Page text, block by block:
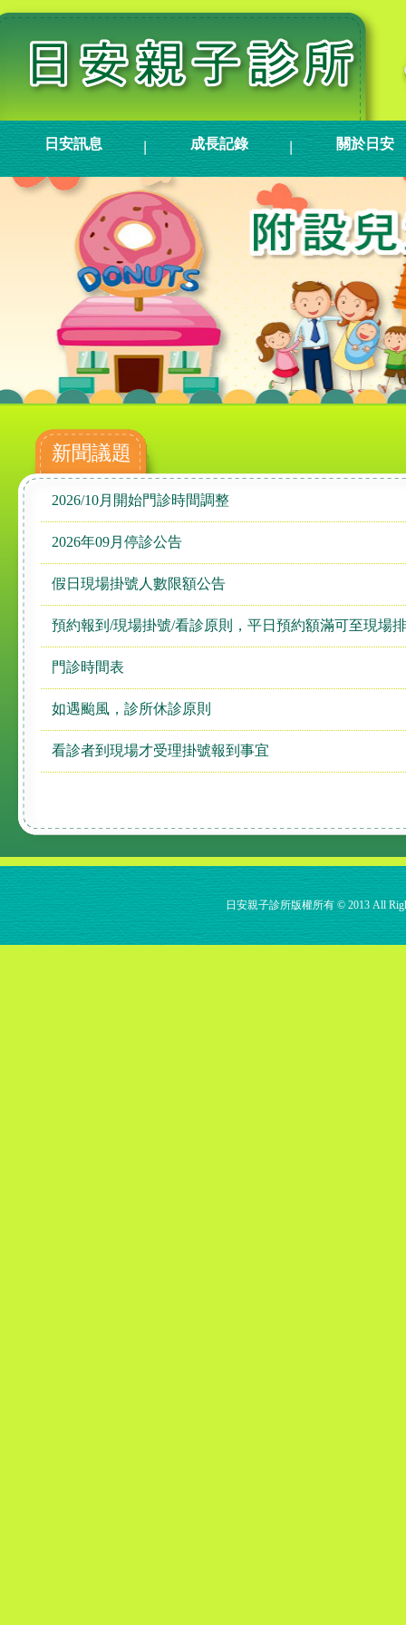
日安訊息 成長記錄 關於日安
新聞議題
2026/10月開始門診時間調整
2026年09月停診公告
假日現場掛號人數限額公告
預約報到/現場掛號/看診原則，平日預約額滿可至現場
門診時間表
如遇颱風，診所休診原則
看診者到現場才受理掛號報到事宜
日安親子診所版權所有 © 2013 All